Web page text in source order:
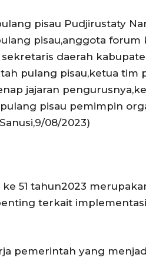
pisau Pudjirustaty
pisau,anggota forum
daerah
pulang pisau,ketua tim
jajaran
pisau pemimpin
08/2023)
51 tahun2023
terkait
pemerintah yang